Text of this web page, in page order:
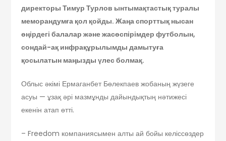
директоры Тимур Турлов ынтымақтастық туралы
меморандумға қол қойды. Жаңа спорттық нысан
өңірдегі балалар және жасөспірімдер футболын,
сондай-ақ инфрақұрылымды дамытуға
қосылатын маңызды үлес болмақ.
Облыс әкімі Ермаганбет Бөлекпаев жобаның жүзеге
асуы — ұзақ әрі мазмұнды дайындықтың нәтижесі
екенін атап өтті.
– Freedom компаниясымен алты ай бойы келіссөздер